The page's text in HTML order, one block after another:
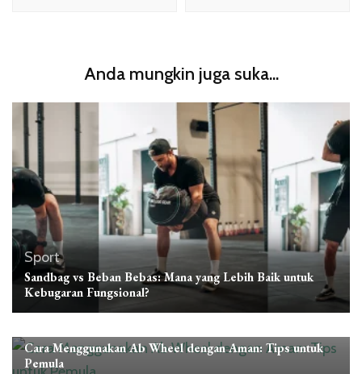
Anda mungkin juga suka...
Sport
Sandbag vs Beban Bebas: Mana yang Lebih Baik untuk
Kebugaran Fungsional?
Cara Menggunakan Ab Wheel dengan Aman: Tips untuk
Pemula